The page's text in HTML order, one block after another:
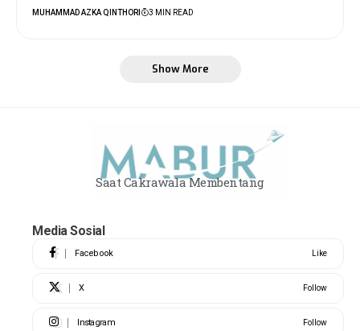
MUHAMMAD AZKA QINTHORI 3 MIN READ
Show More
Saat Cakrawala Membentang
Media Sosial
Facebook Like
X Follow
Instagram Follow